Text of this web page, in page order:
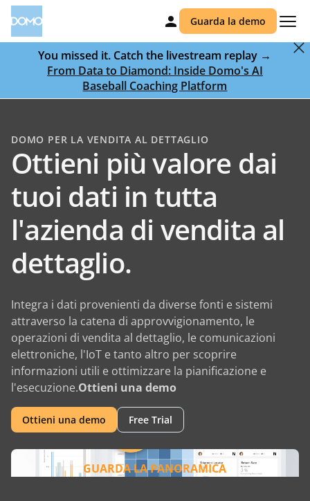
Guarda la demo
You missed it. Catch the livestream replay →
From Data to Diamond: Inside Domo's AI
Baseball Coaching Platform
DOMO PER LA VENDITA AL DETTAGLIO
Ottieni più valore dai
tuoi dati in tutta
l'azienda di vendita al
dettaglio.
Integra i dati provenienti da diverse fonti e sistemi
attraverso la catena di approvvigionamento, le
operazioni di vendita al dettaglio, le comunicazioni
elettroniche, l'IoT e tanto altro per scoprire
informazioni utili e ottimizzare la pianificazione e
l'esecuzione.Ottieni una demo
Ottieni una demo Free Trial
GUARDA LA PANORAMICA